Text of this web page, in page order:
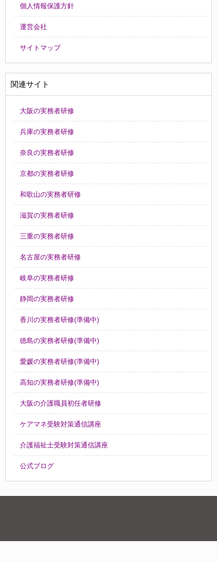
個人情報保護方針
運営会社
サイトマップ
関連サイト
大阪の実務者研修
兵庫の実務者研修
奈良の実務者研修
京都の実務者研修
和歌山の実務者研修
滋賀の実務者研修
三重の実務者研修
名古屋の実務者研修
岐阜の実務者研修
静岡の実務者研修
香川の実務者研修(準備中)
徳島の実務者研修(準備中)
愛媛の実務者研修(準備中)
高知の実務者研修(準備中)
大阪の介護職員初任者研修
ケアマネ受験対策通信講座
介護福祉士受験対策通信講座
公式ブログ